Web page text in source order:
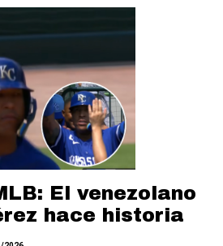
El venezolano
hace historia